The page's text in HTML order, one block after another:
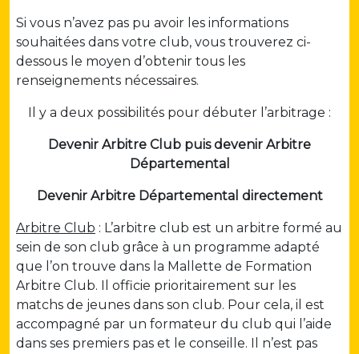
Si vous n’avez pas pu avoir les informations
souhaitées dans votre club, vous trouverez ci-
dessous le moyen d’obtenir tous les
renseignements nécessaires.
Il y a deux possibilités pour débuter l’arbitrage :
Devenir Arbitre Club puis devenir Arbitre
Départemental
Devenir Arbitre Départemental directement
Arbitre Club : L’arbitre club est un arbitre formé au
sein de son club grâce à un programme adapté
que l’on trouve dans la Mallette de Formation
Arbitre Club. Il officie prioritairement sur les
matchs de jeunes dans son club. Pour cela, il est
accompagné par un formateur du club qui l’aide
dans ses premiers pas et le conseille. Il n’est pas